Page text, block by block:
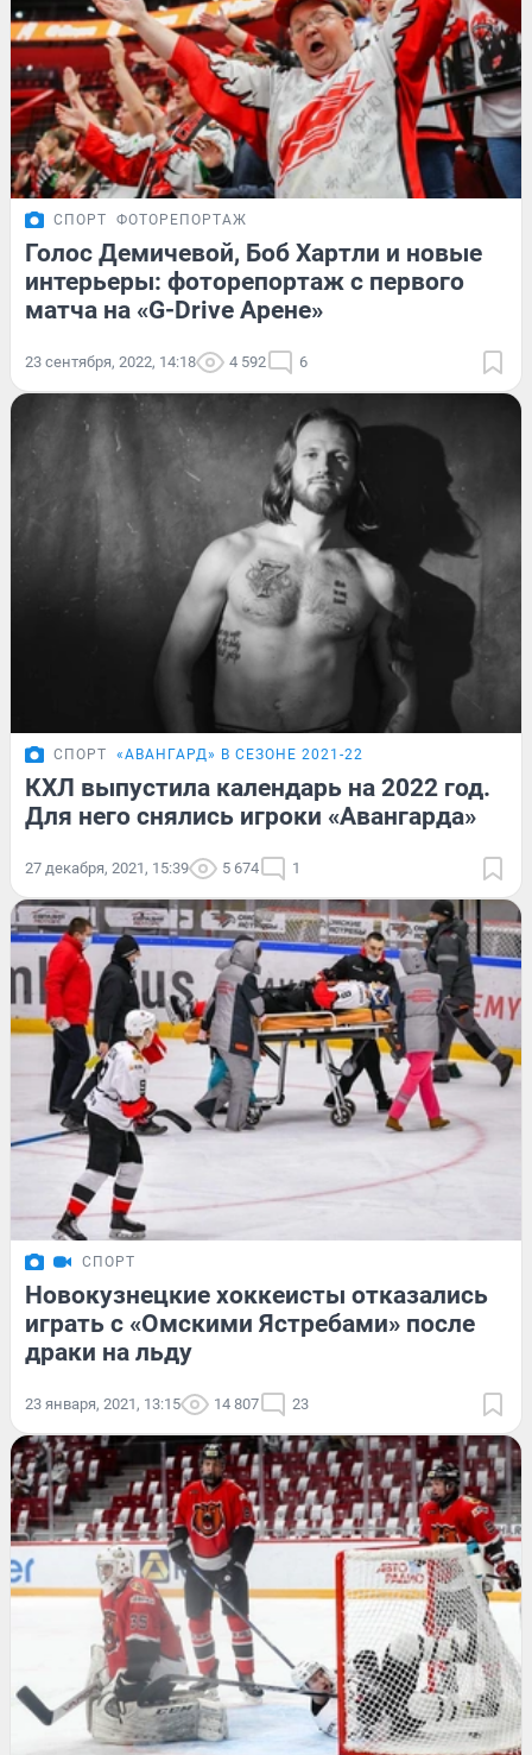
СПОРТ ФОТОРЕПОРТАЖ
Голос Демичевой, Боб Хартли и новые
интерьеры: фоторепортаж с первого
матча на «G-Drive Арене»
23 сентября, 2022, 14:18 4 592 6
СПОРТ «АВАНГАРД» В СЕЗОНЕ 2021-22
КХЛ выпустила календарь на 2022 год.
Для него снялись игроки «Авангарда»
27 декабря, 2021, 15:39 5 674 1
СПОРТ
Новокузнецкие хоккеисты отказались
играть с «Омскими Ястребами» после
драки на льду
23 января, 2021, 13:15 14 807 23